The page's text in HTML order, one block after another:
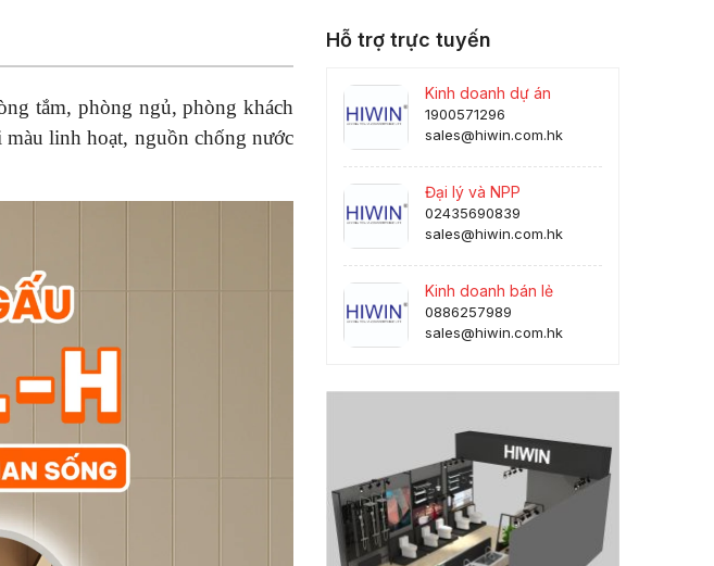
tắm, phòng ngủ, phòng khách
linh hoạt, nguồn chống nước
Hỗ trợ trực tuyến
Kinh doanh dự án
1900571296
sales@hiwin.com.hk
Đại lý và NPP
02435690839
sales@hiwin.com.hk
Kinh doanh bán lẻ
0886257989
sales@hiwin.com.hk